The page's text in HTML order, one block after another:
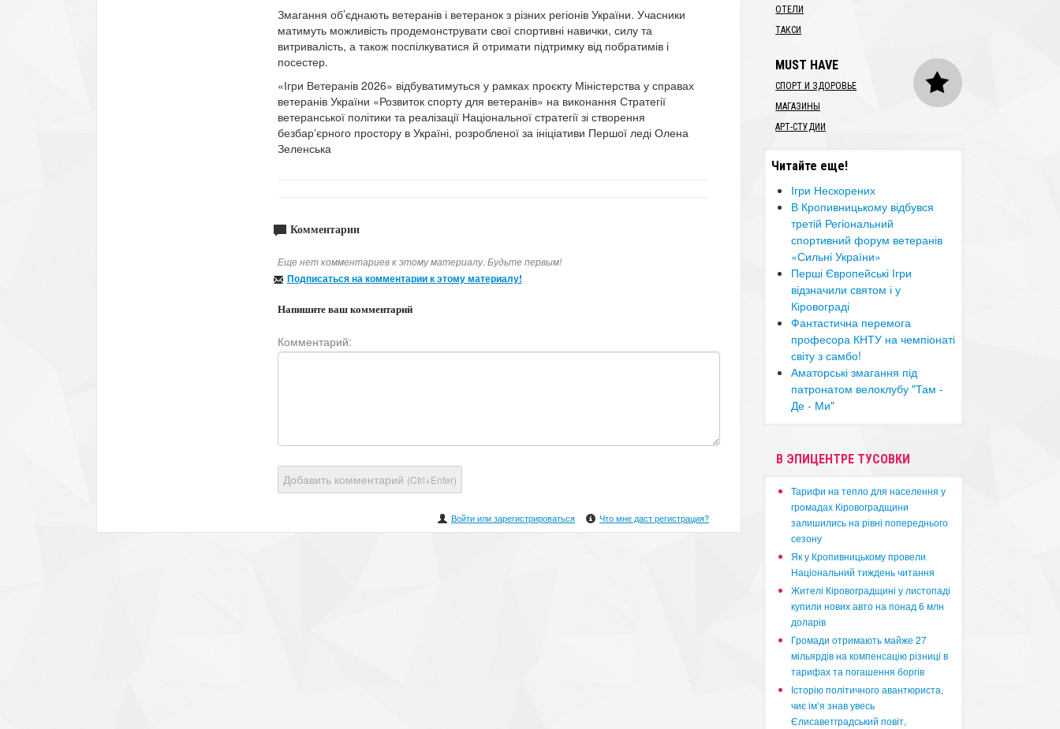
Змагання об’єднають ветеранів і ветеранок з різних регіонів України. Учасники
матимуть можливість продемонструвати свої спортивні навички, силу та
витривалість, а також поспілкуватися й отримати підтримку від побратимів і
посестер.
«Ігри Ветеранів 2026» відбуватимуться у рамках проєкту Міністерства у справах
ветеранів України «Розвиток спорту для ветеранів» на виконання Стратегії
ветеранської політики та реалізації Національної стратегії зі створення
безбарʼєрного простору в Україні, розробленої за ініціативи Першої леді Олена
Зеленська
Комментарии
Еще нет комментариев к этому материалу. Будьте первым!
Подписаться на комментарии к этому материалу!
Напишите ваш комментарий
Комментарий:
Добавить комментарий (Ctrl+Enter)
Войти или зарегистрироваться Что мне даст регистрация?
ОТЕЛИ
ТАКСИ
MUST HAVE
СПОРТ И ЗДОРОВЬЕ
МАГАЗИНЫ
АРТ-СТУДИИ
Читайте еще!
Ігри Нескорених
В Кропивницькому відбувся
третій Регіональний
спортивний форум ветеранів
«Сильні України»
Перші Європейські Ігри
відзначили святом і у
Кіровограді
Фантастична перемога
професора КНТУ на чемпіонаті
світу з самбо!
Аматорські змагання під
патронатом велоклубу "Там -
Де - Ми"
В ЭПИЦЕНТРЕ ТУСОВКИ
​Тарифи на тепло для населення у
громадах Кіровоградщини
залишились на рівні попереднього
сезону
​Як у Кропивницькому провели
Національний тиждень читання
​Жителі Кіровоградщині у листопаді
купили нових авто на понад 6 млн
доларів
​Громади отримають майже 27
мільярдів на компенсацію різниці в
тарифах та погашення боргів
Історію політичного авантюриста,
чиє ім’я знав увесь
Єлисаветградський повіт,